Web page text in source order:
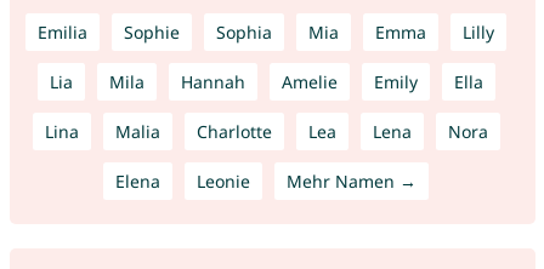
Emilia Sophie Sophia Mia Emma Lilly
Lia Mila Hannah Amelie Emily Ella
Lina Malia Charlotte Lea Lena Nora
Elena Leonie Mehr Namen →